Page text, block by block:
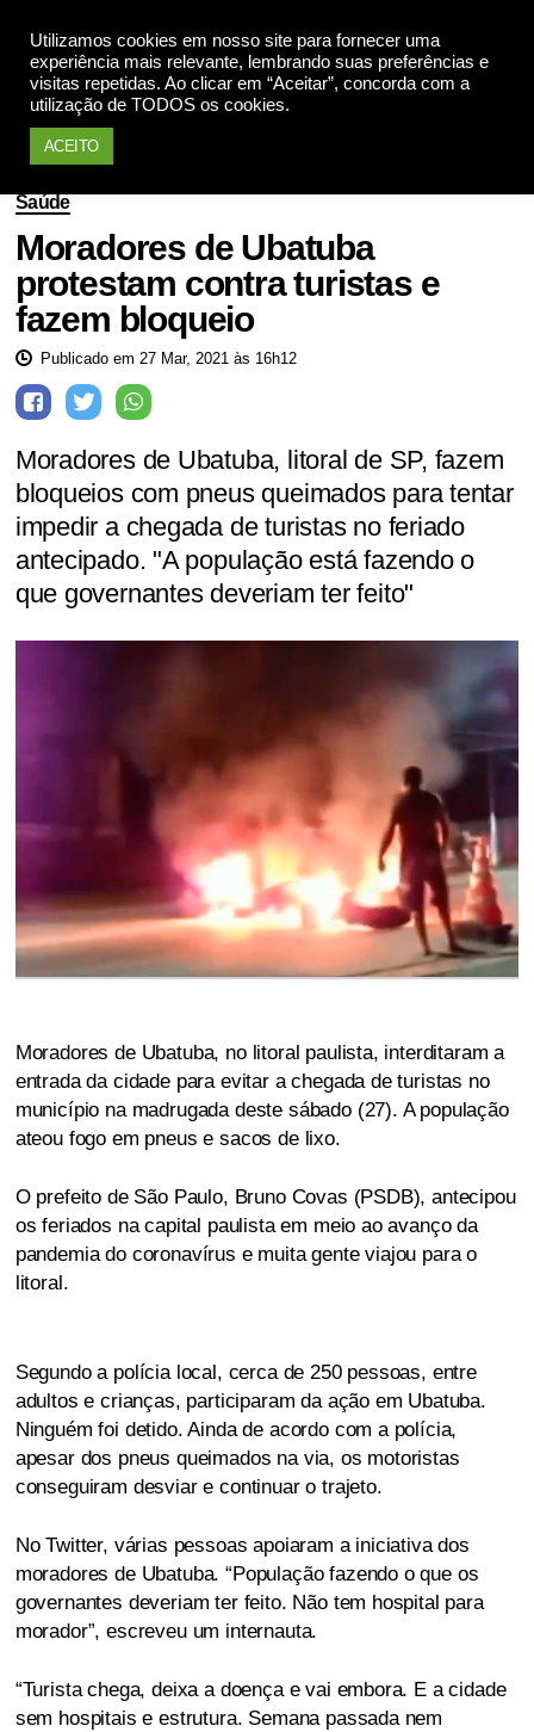
Utilizamos cookies em nosso site para fornecer uma
experiência mais relevante, lembrando suas preferências e
visitas repetidas. Ao clicar em “Aceitar”, concorda com a
utilização de TODOS os cookies.
ACEITO
Saúde
Moradores de Ubatuba
protestam contra turistas e
fazem bloqueio
Publicado em 27 Mar, 2021 às 16h12
Moradores de Ubatuba, litoral de SP, fazem
bloqueios com pneus queimados para tentar
impedir a chegada de turistas no feriado
antecipado. "A população está fazendo o
que governantes deveriam ter feito"
Moradores de Ubatuba, no litoral paulista, interditaram a
entrada da cidade para evitar a chegada de turistas no
município na madrugada deste sábado (27). A população
ateou fogo em pneus e sacos de lixo.
O prefeito de São Paulo, Bruno Covas (PSDB), antecipou
os feriados na capital paulista em meio ao avanço da
pandemia do coronavírus e muita gente viajou para o
litoral.
Segundo a polícia local, cerca de 250 pessoas, entre
adultos e crianças, participaram da ação em Ubatuba.
Ninguém foi detido. Ainda de acordo com a polícia,
apesar dos pneus queimados na via, os motoristas
conseguiram desviar e continuar o trajeto.
No Twitter, várias pessoas apoiaram a iniciativa dos
moradores de Ubatuba. “População fazendo o que os
governantes deveriam ter feito. Não tem hospital para
morador”, escreveu um internauta.
“Turista chega, deixa a doença e vai embora. E a cidade
sem hospitais e estrutura. Semana passada nem